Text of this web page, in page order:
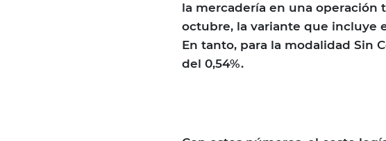
la mercadería en una operación
octubre, la variante que incluye
En tanto, para la modalidad Sin
del 0,54%.